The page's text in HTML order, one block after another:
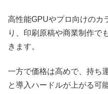
高性能GPUやプロ向けのカ
り、印刷原稿や商業制作で
きます。
一方で価格は高めで、持ち
と導入ハードルが上がる可